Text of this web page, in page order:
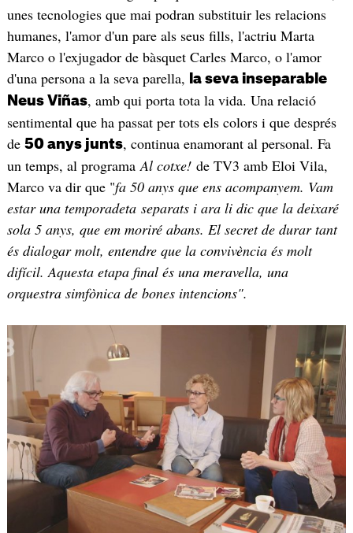
unes tecnologies que mai podran substituir les relacions
humanes, l'amor d'un pare als seus fills, l'actriu Marta
Marco o l'exjugador de bàsquet Carles Marco, o l'amor
d'una persona a la seva parella,
la seva inseparable
Neus Viñas, amb qui porta tota la vida. Una relació
sentimental que ha passat per tots els colors i que després
de 50 anys junts, continua enamorant al personal. Fa
un temps, al programaAl cotxe!de TV3 amb Eloi Vila,
Marco va dir que "fa 50 anys que ens acompanyem. Vam
estar una temporadeta separats i ara li dic que la deixaré
sola 5 anys, que em moriré abans. El secret de durar tant
és dialogar molt, entendre que la convivència és molt
difícil. Aquesta etapa final és una meravella, una
orquestra simfònica de bones intencions".